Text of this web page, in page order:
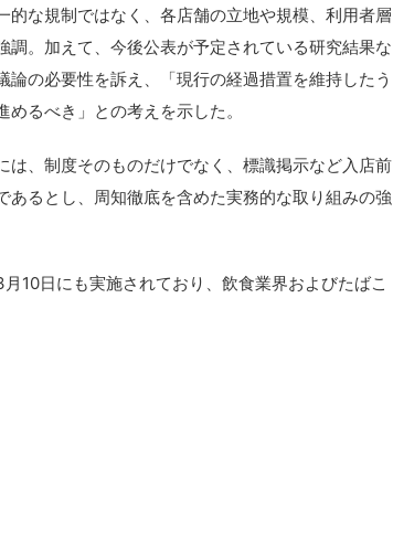
的な規制ではなく、各店舗の立地や規模、利用者層
調。加えて、今後公表が予定されている研究結果な
の必要性を訴え、「現行の経過措置を維持したう
るべき」との考えを示した。
は、制度そのものだけでなく、標識掲示など入店前
るとし、周知徹底を含めた実務的な取り組みの強
10日にも実施されており、飲食業界およびたばこ